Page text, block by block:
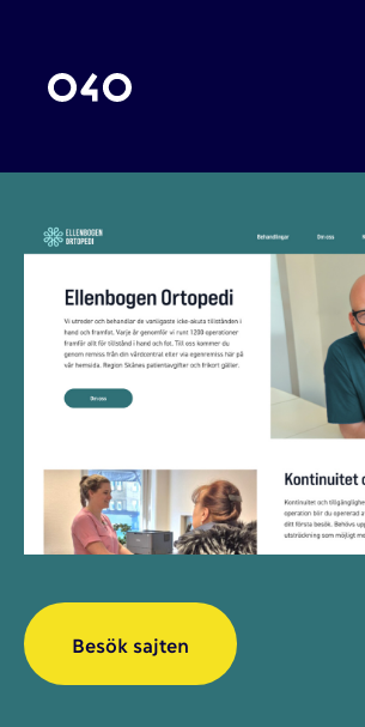
Besök sajten